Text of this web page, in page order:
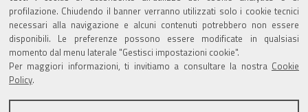
profilazione. Chiudendo il banner verranno utilizzati solo i cookie tecnici
necessari alla navigazione e alcuni contenuti potrebbero non essere
disponibili. Le preferenze possono essere modificate in qualsiasi
momento dal menu laterale "Gestisci impostazioni cookie".
Per maggiori informazioni, ti invitiamo a consultare la nostra Cookie
Policy.
Valuta questo sito